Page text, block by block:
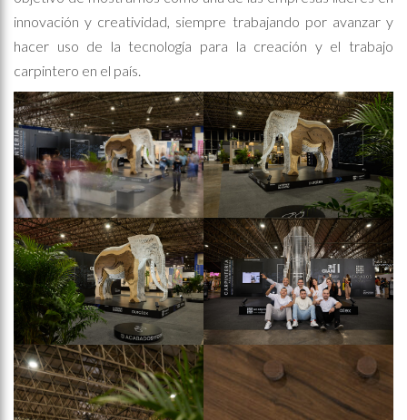
innovación y creatividad, siempre trabajando por avanzar y
hacer uso de la tecnología para la creación y el trabajo
carpintero en el país.